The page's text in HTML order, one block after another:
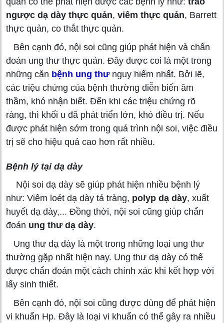
ngược dạ dày thực quản, viêm thực quản, Barrett
thực quản, co thắt thực quản.
Bên cạnh đó, nội soi cũng giúp phát hiện và chẩn
đoán ung thư thực quản. Đây được coi là một trong
những căn bệnh ung thư nguy hiểm nhất. Bởi lẽ,
các triệu chứng của bệnh thường diễn biến âm
thầm, khó nhận biết. Đến khi các triệu chứng rõ
ràng, thì khối u đã phát triển lớn, khó điều trị. Nếu
được phát hiện sớm trong quá trình nội soi, việc điều
trị sẽ cho hiệu quả cao hơn rất nhiều.
Bệnh lý tại dạ dày
Nội soi dạ dày sẽ giúp phát hiện nhiều bệnh lý
như: Viêm loét dạ dày tá tràng, polyp dạ dày, xuất
huyết dạ dày,... Đồng thời, nội soi cũng giúp chẩn
đoán ung thư dạ dày.
Ung thư dạ dày là một trong những loại ung thư
thường gặp nhất hiện nay. Ung thư dạ dày có thể
được chẩn đoán một cách chính xác khi kết hợp với
lấy sinh thiết.
Bên cạnh đó, nội soi cũng được dùng để phát hiện
vi khuẩn Hp. Đây là loại vi khuẩn có thể gây ra nhiều